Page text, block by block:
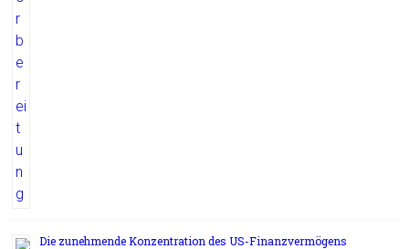
Die zunehmende Konzentration des US-Finanzvermögens